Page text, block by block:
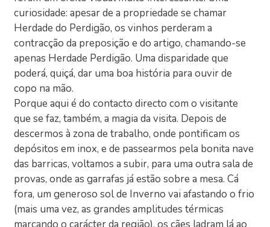
curiosidade: apesar de a propriedade se chamar
Herdade do Perdigão, os vinhos perderam a
contracção da preposição e do artigo, chamando-se
apenas Herdade Perdigão. Uma disparidade que
poderá, quiçá, dar uma boa história para ouvir de
copo na mão.
Porque aqui é do contacto directo com o visitante
que se faz, também, a magia da visita. Depois de
descermos à zona de trabalho, onde pontificam os
depósitos em inox, e de passearmos pela bonita nave
das barricas, voltamos a subir, para uma outra sala de
provas, onde as garrafas já estão sobre a mesa. Cá
fora, um generoso sol de Inverno vai afastando o frio
(mais uma vez, as grandes amplitudes térmicas